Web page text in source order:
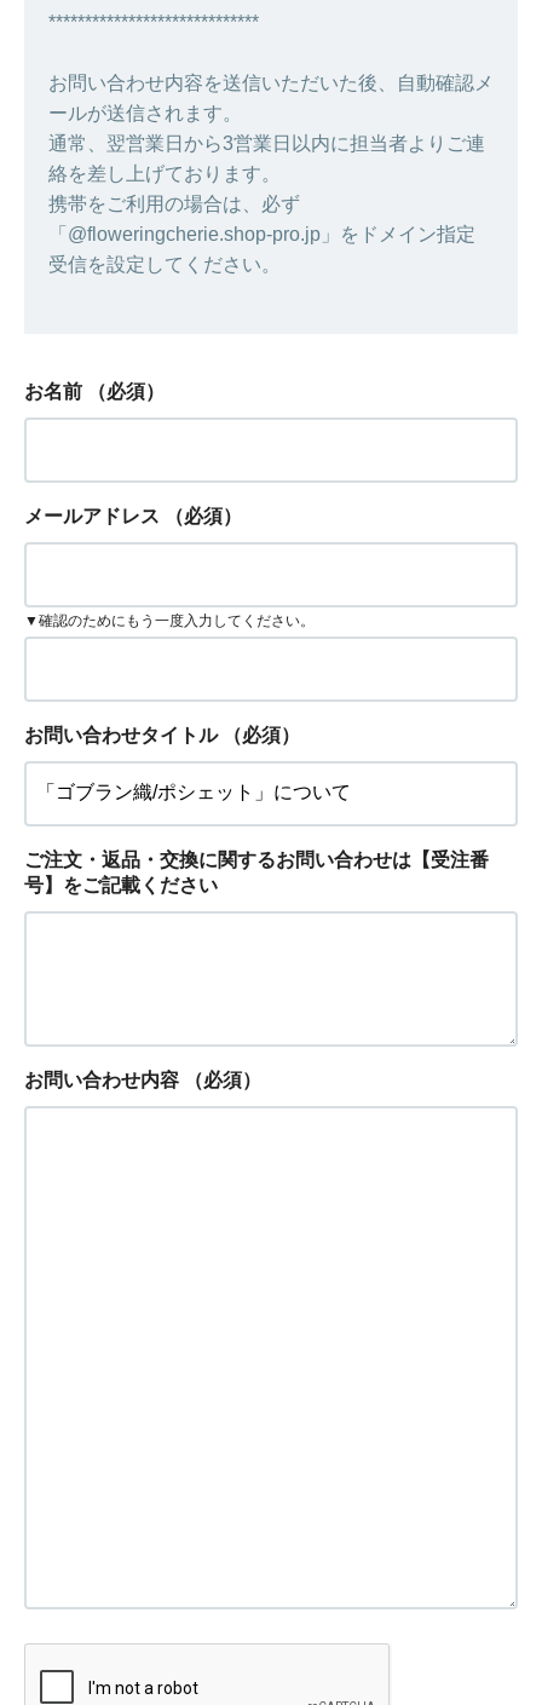
*****************************
お問い合わせ内容を送信いただいた後、自動確認メ
ールが送信されます。
通常、翌営業日から3営業日以内に担当者よりご連
絡を差し上げております。
携帯をご利用の場合は、必ず
「@floweringcherie.shop-pro.jp」をドメイン指定
受信を設定してください。
お名前 （必須）
メールアドレス （必須）
▼確認のためにもう一度入力してください。
お問い合わせタイトル （必須）
ご注文・返品・交換に関するお問い合わせは【受注番
号】をご記載ください
お問い合わせ内容 （必須）